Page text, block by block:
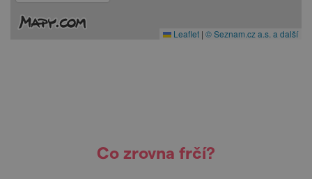
Leaflet | © Seznam.cz a.s. a další
Co zrovna frčí?